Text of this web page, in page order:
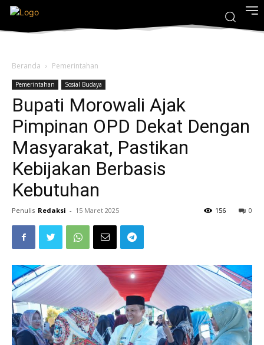
Beranda Pemerintahan
Pemerintahan Sosial Budaya
Bupati Morowali Ajak
Pimpinan OPD Dekat Dengan
Masyarakat, Pastikan
Kebijakan Berbasis
Kebutuhan
Penulis Redaksi - 15 Maret 2025 0
156